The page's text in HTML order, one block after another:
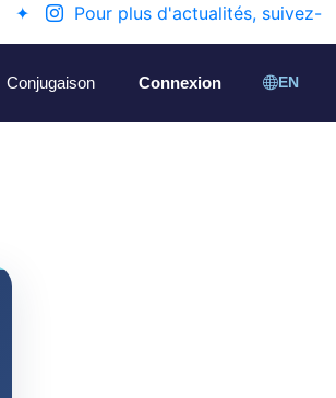
✦
Pour plus d'actualités, suivez-
Conjugaison Connexion EN